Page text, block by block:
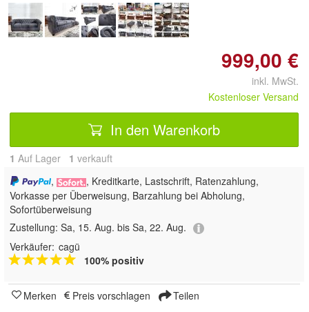
999,00 €
inkl. MwSt.
Kostenloser Versand
In den Warenkorb
1 Auf Lager 1 verkauft
,
, Kreditkarte, Lastschrift, Ratenzahlung,
Vorkasse per Überweisung, Barzahlung bei Abholung,
Sofortüberweisung
Zustellung: Sa, 15. Aug. bis Sa, 22. Aug.
Verkäufer: cagü
100% positiv
Merken Preis vorschlagen Teilen